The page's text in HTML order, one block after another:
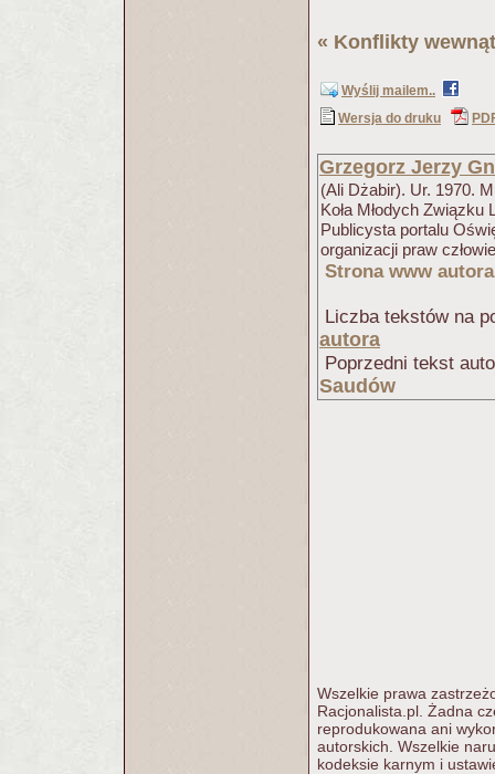
« Konflikty
Wyślij mailem..
Wersja do druku
Grzegorz Jerzy
(Ali Dżabir). Ur. 1970.
Koła Młodych
Publicysta portalu
organizacji praw
Strona www autora
Liczba tekstów na
autora
Poprzedni tekst
Saudów
Wszelkie prawa
Racjonalista.pl. Żadna
reprodukowana ani
autorskich. Wszelkie
kodeksie karnym i